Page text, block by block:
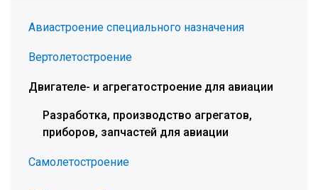
Авиастроение специального назначения
Вертолетостроение
Двигателе- и агрегатостроение для авиации
Разработка, производство агрегатов,
приборов, запчастей для авиации
Самолетостроение